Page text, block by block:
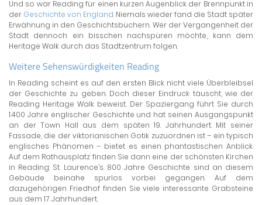
Und so war Reading für einen kurzen Augenblick der Brennpunkt in
der Geschichte von England. Niemals wieder fand die Stadt später
Erwähnung in den Geschichtsbüchern. Wer der Vergangenheit der
Stadt dennoch ein bisschen nachspüren möchte, kann dem
Heritage Walk durch das Stadtzentrum folgen.
Weitere Sehenswürdigkeiten Reading
In Reading scheint es auf den ersten Blick nicht viele Überbleibsel
der Geschichte zu geben. Doch dieser Eindruck täuscht, wie der
Reading Heritage Walk beweist. Der Spaziergang führt Sie durch
1.400 Jahre englischer Geschichte und hat seinen Ausgangspunkt
an der Town Hall aus dem späten 19. Jahrhundert. Mit seiner
Fassade, die der viktorianischen Gotik zuzuordnen ist – ein typisch
englisches Phänomen – bietet es einen phantastischen Anblick.
Auf dem Rathausplatz finden Sie dann eine der schönsten Kirchen
in Reading: St. Laurence’s. 800 Jahre Geschichte sind an diesem
Gebäude beinahe spurlos vorbei gegangen. Auf dem
dazugehörigen Friedhof finden Sie viele interessante Grabsteine
aus dem 17. Jahrhundert.